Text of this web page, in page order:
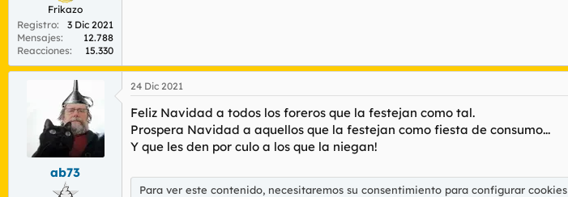
Frikazo
Registro
3 Dic 2021
Mensajes
12.788
Reacciones
15.330
ab73
24 Dic 2021
Feliz Navidad a todos los foreros que la festejan como tal.
Prospera Navidad a aquellos que la festejan como fiesta de consumo...
Y que les den por culo a los que la niegan!
Para ver este contenido, necesitaremos su consentimiento para configurar cookies